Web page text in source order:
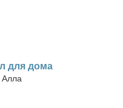
для до­ма
Ал­ла